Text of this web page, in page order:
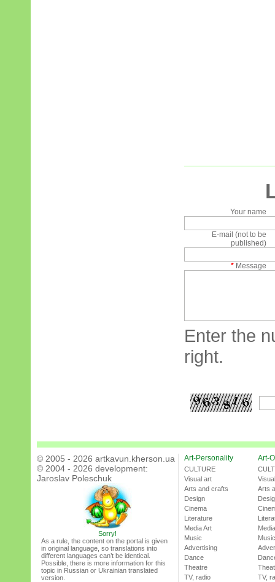
Your name
E-mail (not to be
published)
* Message
Enter the
right.
© 2005 - 2026 artkavun.kherson.ua
© 2004 - 2026 development:
Jaroslav Poleschuk
Sorry!
As a rule, the content on the portal is given
in original language, so translations into
different languages can’t be identical.
Possible, there is more information for this
topic in Russian or Ukrainian translated
version.
Art-Personality
CULTURE
Visual art
Arts and crafts
Design
Cinema
Literature
Media Art
Music
Advertising
Dance
Theatre
TV, radio
Art-
Arts
Music
TV,